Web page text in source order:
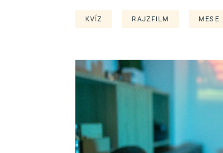
KVÍZ RAJZFILM MESE